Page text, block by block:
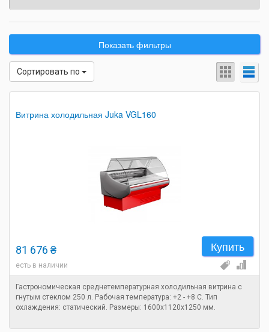
Показать фильтры
Сортировать по
Витрина холодильная Juka VGL160
Купить
81 676 ₴
есть в наличии
Гастрономическая среднетемпературная холодильная витрина с
гнутым стеклом 250 л. Рабочая температура: +2 - +8 C. Тип
охлаждения: статический. Размеры: 1600х1120х1250 мм.